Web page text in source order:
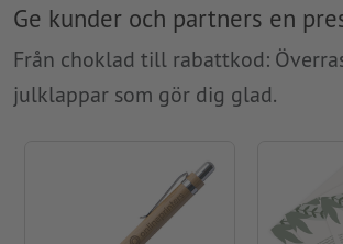
Ge kunder och partners en
Från choklad till rabattkod:
julklappar som gör dig glad.